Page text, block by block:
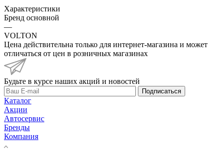
Характеристики
Бренд основной
—
VOLTON
Цена действительна только для интернет-магазина и может
отличаться от цен в розничных магазинах
Будьте в курсе наших акций и новостей
Подписаться
Каталог
Акции
Автосервис
Бренды
Компания